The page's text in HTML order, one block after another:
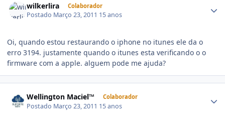
wilkerlira Colaborador
Postado Março 23, 2011 15 anos
Oi, quando estou restaurando o iphone no itunes ele da o
erro 3194. justamente quando o itunes esta verificando o o
firmware com a apple. alguem pode me ajuda?
Wellington Maciel™ Colaborador
Postado Março 23, 2011 15 anos